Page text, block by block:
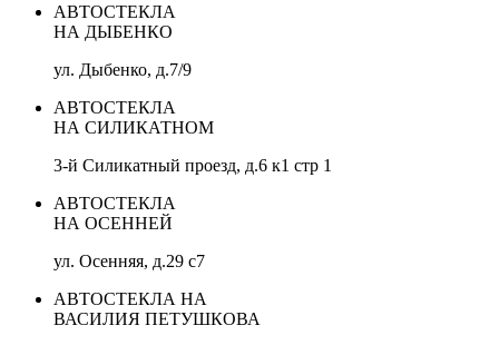
АВТОСТЕКЛА
НА ДЫБЕНКО
ул. Дыбенко, д.7/9
АВТОСТЕКЛА
НА СИЛИКАТНОМ
3-й Силикатный проезд, д.6 к1 стр 1
АВТОСТЕКЛА
НА ОСЕННЕЙ
ул. Осенняя, д.29 с7
АВТОСТЕКЛА НА
ВАСИЛИЯ ПЕТУШКОВА